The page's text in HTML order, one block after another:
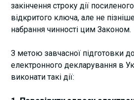
закінчення строку дії
відкритого ключа, але не
набрання чинності цим Законом.
З метою завчасної підготовки
електронного декларування в
виконати такі дії: